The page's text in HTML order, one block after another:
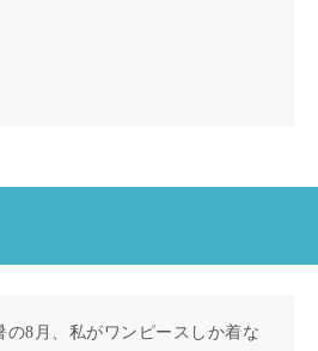
の8月、私がワンピースしか着な